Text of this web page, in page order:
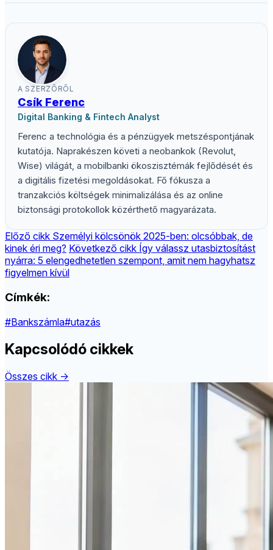
A SZERZŐRŐL
Csík Ferenc
Digital Banking & Fintech Analyst
Ferenc a technológia és a pénzügyek metszéspontjának
kutatója. Naprakészen követi a neobankok (Revolut,
Wise) világát, a mobilbanki ökoszisztémák fejlődését és
a digitális fizetési megoldásokat. Fő fókusza a
tranzakciós költségek minimalizálása és az online
biztonsági protokollok közérthető magyarázata.
Előző cikk Személyi kölcsönök 2025-ben: olcsóbbak, de
kinek éri meg? Következő cikk Így válassz utasbiztosítást
nyárra: 5 elengedhetetlen szempont, amit nem hagyhatsz
figyelmen kívül
Címkék:
#Bankszámla#utazás
Kapcsolódó cikkek
Összes cikk →